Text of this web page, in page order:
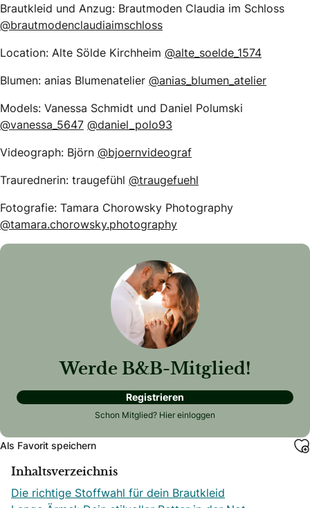
Brautkleid und Anzug: Brautmoden Claudia im Schloss
@brautmodenclaudiaimschloss
Location: Alte Sölde Kirchheim @alte_soelde_1574
Blumen: anias Blumenatelier @anias_blumen_atelier
Models: Vanessa Schmidt und Daniel Polumski
@vanessa_5647 @daniel_polo93
Videograph: Björn @bjoernvideograf
Traurednerin: traugefühl @traugefuehl
Fotografie: Tamara Chorowsky Photography
@tamara.chorowsky.photography
Werde B&B-Mitglied!
Registrieren
Schon Mitglied? Hier einloggen
Als Favorit speichern
Inhaltsverzeichnis
Die richtige Stoffwahl für dein Brautkleid